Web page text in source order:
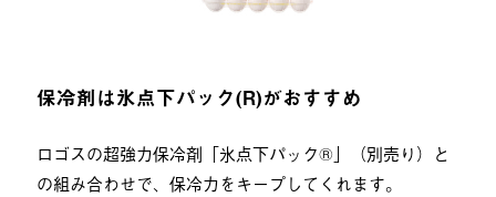
保冷剤は氷点下パック(R)がおすすめ
ロゴスの超強力保冷剤「氷点下パック®」（別売り）と
の組み合わせで、保冷力をキープしてくれます。